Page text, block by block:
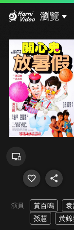
瀏覽
演員 黃百鳴
孫慧
黃錦